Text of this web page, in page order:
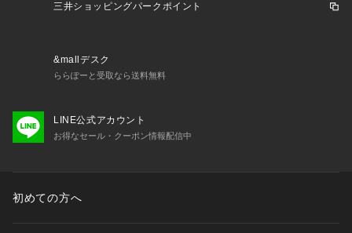
＊パンツ（PRGOCW0021）
※画像はサンプルを使用しているため、実際にお届けする商品
が若干異なる場合がございます。※照明の関係により、実際よ
りもやや明るく見える場合がございます。またパソコンなどの
三井ショッピングパークポイント
&mallデスク
ららぽーと受取なら送料無料
LINE公式アカウント
お得なセール・クーポン情報配信中
初めての方へ